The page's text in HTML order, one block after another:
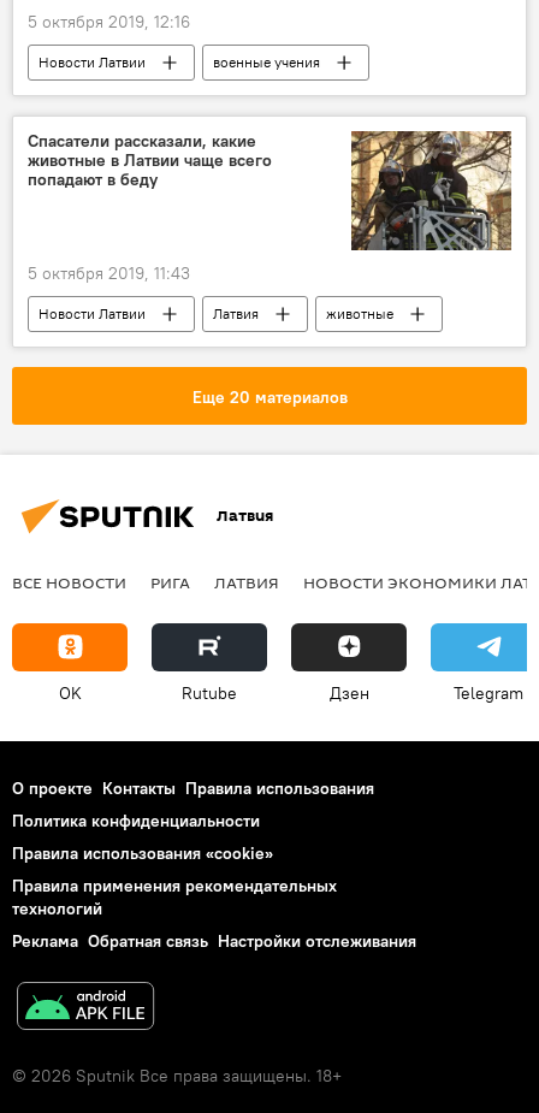
5 октября 2019, 12:16
Новости Латвии
военные учения
Латвия
Рижский замок
Спасатели рассказали, какие
животные в Латвии чаще всего
попадают в беду
5 октября 2019, 11:43
Новости Латвии Латвия
животные
спасатели
ГПСС
Еще 20 материалов
Латвия
ВСЕ НОВОСТИ РИГА ЛАТВИЯ НОВОСТИ ЭКОНОМИКИ
OK Rutube Дзен Telegram
О проекте Контакты Правила использования
Политика конфиденциальности
Правила использования «cookie»
Правила применения рекомендательных
технологий
Реклама Обратная связь Настройки отслеживания
© 2026 Sputnik Все права защищены. 18+